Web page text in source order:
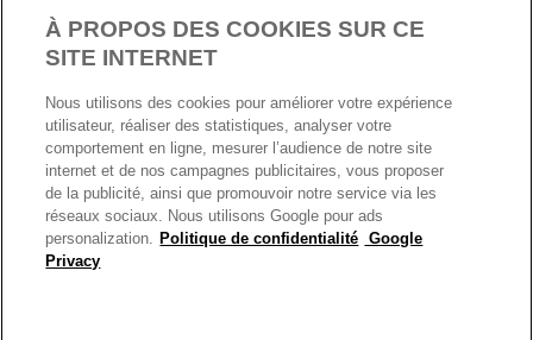
Politique des cookies
Politique de confidentialité
Conditions générales de vente
Conditions générales de vente Click & Collect
Plateforme ODR
Information sur le fabricant et l'importateur
Index égalité Femme/Homme
FRANCE
France
© TOUS DROITS RESERVES. 2026 Pandora
À PROPOS DES COOKIES SUR CE
SITE INTERNET
Nous utilisons des cookies pour améliorer votre expérience
utilisateur, réaliser des statistiques, analyser votre
comportement en ligne, mesurer l’audience de notre site
internet et de nos campagnes publicitaires, vous proposer
de la publicité, ainsi que promouvoir notre service via les
réseaux sociaux. Nous utilisons Google pour ads
personalization. Politique de confidentialité Google
Privacy